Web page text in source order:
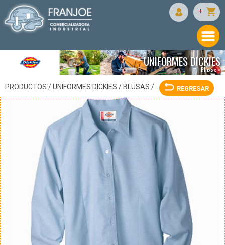
+
UNIFORMES DICKIES
Blusas •
PRODUCTOS /UNIFORMES DICKIES / BLUSAS / REGRESAR